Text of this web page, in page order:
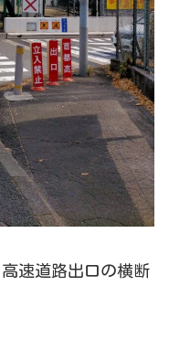
速道路出口の横断